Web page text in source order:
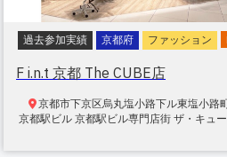
過去参加実績 京都府 ファッション
F i.n.t 京都 The CUBE店
京都市下京区烏丸塩小路下ル東塩小路
京都駅ビル 京都駅ビル専門店街 ザ・キュ